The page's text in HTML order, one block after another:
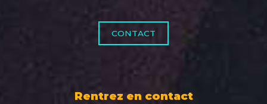
CONTACT
Rentrez en contact